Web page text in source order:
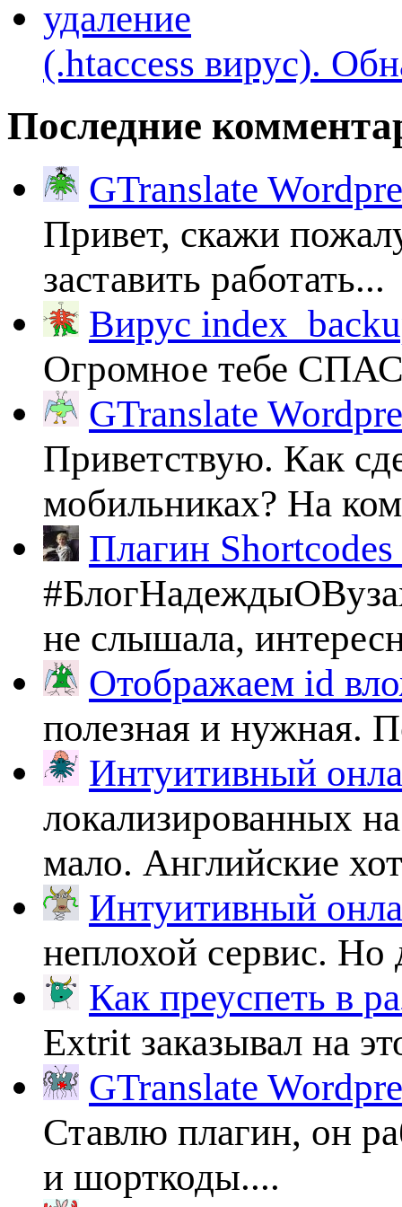
(.htaccess вируc).
Последние
GTranslate
Привет, скажи
заставить работать...
Вирус
Огромное тебе
GTranslate
Приветствую. Как
мобильниках? На
Плагин
не слышала,
Отображаем id
полезная и нужная.
Интуитивный
локализированных
мало. Английские
Интуитивный
неплохой сервис.
Как преуспеть в
Extrit заказывал на
GTranslate
Ставлю плагин, он
и шорткоды....